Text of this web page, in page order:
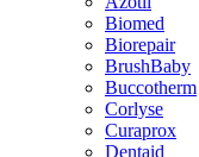
Biomed
Biorepair
BrushBaby
Buccotherm
Corlyse
Curaprox
Dentaid